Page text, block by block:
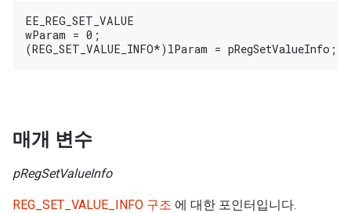
EE_REG_SET_VALUE
wParam = 0;
매개 변수
pRegSetValueInfo
REG_SET_VALUE_INFO 구조 에 대한 포인터입니다.